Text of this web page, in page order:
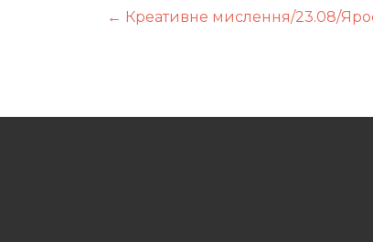
Навігація
← Креативне мислення/23.08/